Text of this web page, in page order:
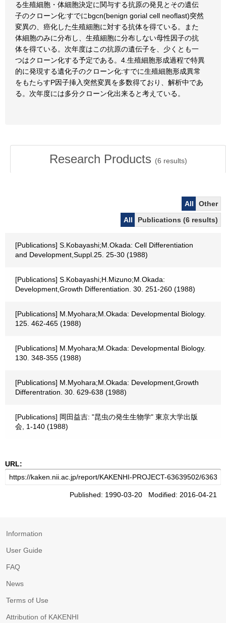
る生殖細胞・体細胞決定に関与する抗原の発見とその遺伝
子のクローン化:すでにbgcn(benign gorial cell neoflast)突然
変異の、癌化した生殖細胞に対する抗体を得ている。また
体細胞のみに分布し、生殖細胞に分布しない母性因子の抗
体を得ている。次年度はこの抗原の遺伝子を、少くとも一
つはクローン化する予定である。4.生殖細胞形成過程で特異
的に発現する遺化子のクローン化:すでに生殖細胞形成異常
をもたらすP因子挿入突然変異を多数得ており、解析中であ
る。次年度には多分クローン化出来ると考えている。
Research Products (6 results)
All
Other
All
Publications (6 results)
[Publications] S.Kobayashi;M.Okada: Cell Differentiation
and Development,Suppl.25. 25-30 (1988)
[Publications] S.Kobayashi;H.Mizuno;M.Okada:
Development,Growth Differentiation. 30. 251-260 (1988)
[Publications] M.Myohara;M.Okada: Developmental Biology.
125. 462-465 (1988)
[Publications] M.Myohara;M.Okada: Developmental Biology.
130. 348-355 (1988)
[Publications] M.Myohara;M.Okada: Development,Growth
Differentration. 30. 629-638 (1988)
[Publications] 岡田益吉: "昆虫の発生生物学" 東京大学出版
会, 1-140 (1988)
URL:
Published: 1990-03-20 Modified: 2016-04-21
Information
User Guide
FAQ
News
Terms of Use
Attribution of KAKENHI